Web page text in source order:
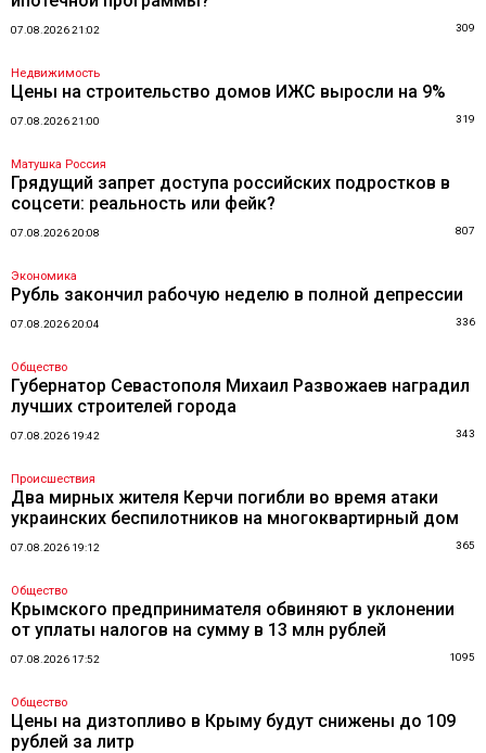
07.08.2026 21:02 309
Недвижимость
Цены на строительство домов ИЖС выросли на 9%
07.08.2026 21:00 319
Матушка Россия
Грядущий запрет доступа российских подростков в
соцсети: реальность или фейк?
07.08.2026 20:08 807
Экономика
Рубль закончил рабочую неделю в полной депрессии
07.08.2026 20:04 336
Общество
Губернатор Севастополя Михаил Развожаев наградил
лучших строителей города
07.08.2026 19:42 343
Происшествия
Два мирных жителя Керчи погибли во время атаки
украинских беспилотников на многоквартирный дом
07.08.2026 19:12 365
Общество
Крымского предпринимателя обвиняют в уклонении
от уплаты налогов на сумму в 13 млн рублей
07.08.2026 17:52 1095
Общество
Цены на дизтопливо в Крыму будут снижены до 109
рублей за литр